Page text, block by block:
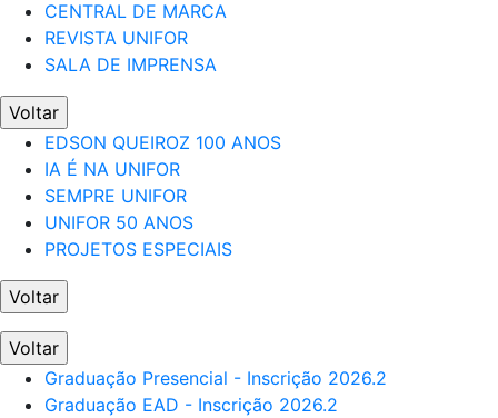
CENTRAL DE MARCA
REVISTA UNIFOR
SALA DE IMPRENSA
Voltar
EDSON QUEIROZ 100 ANOS
IA É NA UNIFOR
SEMPRE UNIFOR
UNIFOR 50 ANOS
PROJETOS ESPECIAIS
Voltar
Voltar
Graduação Presencial - Inscrição 2026.2
Graduação EAD - Inscrição 2026.2